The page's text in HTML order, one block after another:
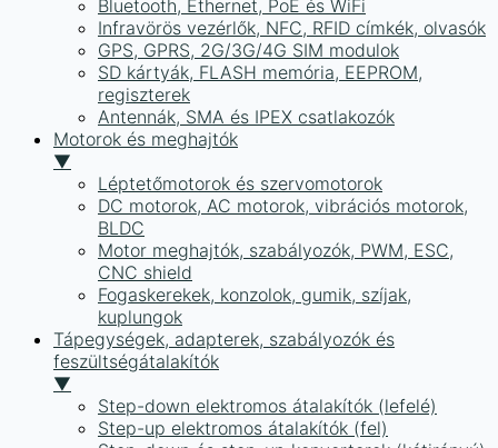
Bluetooth, Ethernet, PoE és WiFi
Infravörös vezérlők, NFC, RFID címkék, olvasók
GPS, GPRS, 2G/3G/4G SIM modulok
SD kártyák, FLASH memória, EEPROM,
regiszterek
Antennák, SMA és IPEX csatlakozók
Motorok és meghajtók
▼
Léptetőmotorok és szervomotorok
DC motorok, AC motorok, vibrációs motorok,
BLDC
Motor meghajtók, szabályozók, PWM, ESC,
CNC shield
Fogaskerekek, konzolok, gumik, szíjak,
kuplungok
Tápegységek, adapterek, szabályozók és
feszültségátalakítók
▼
Step-down elektromos átalakítók (lefelé)
Step-up elektromos átalakítók (fel)